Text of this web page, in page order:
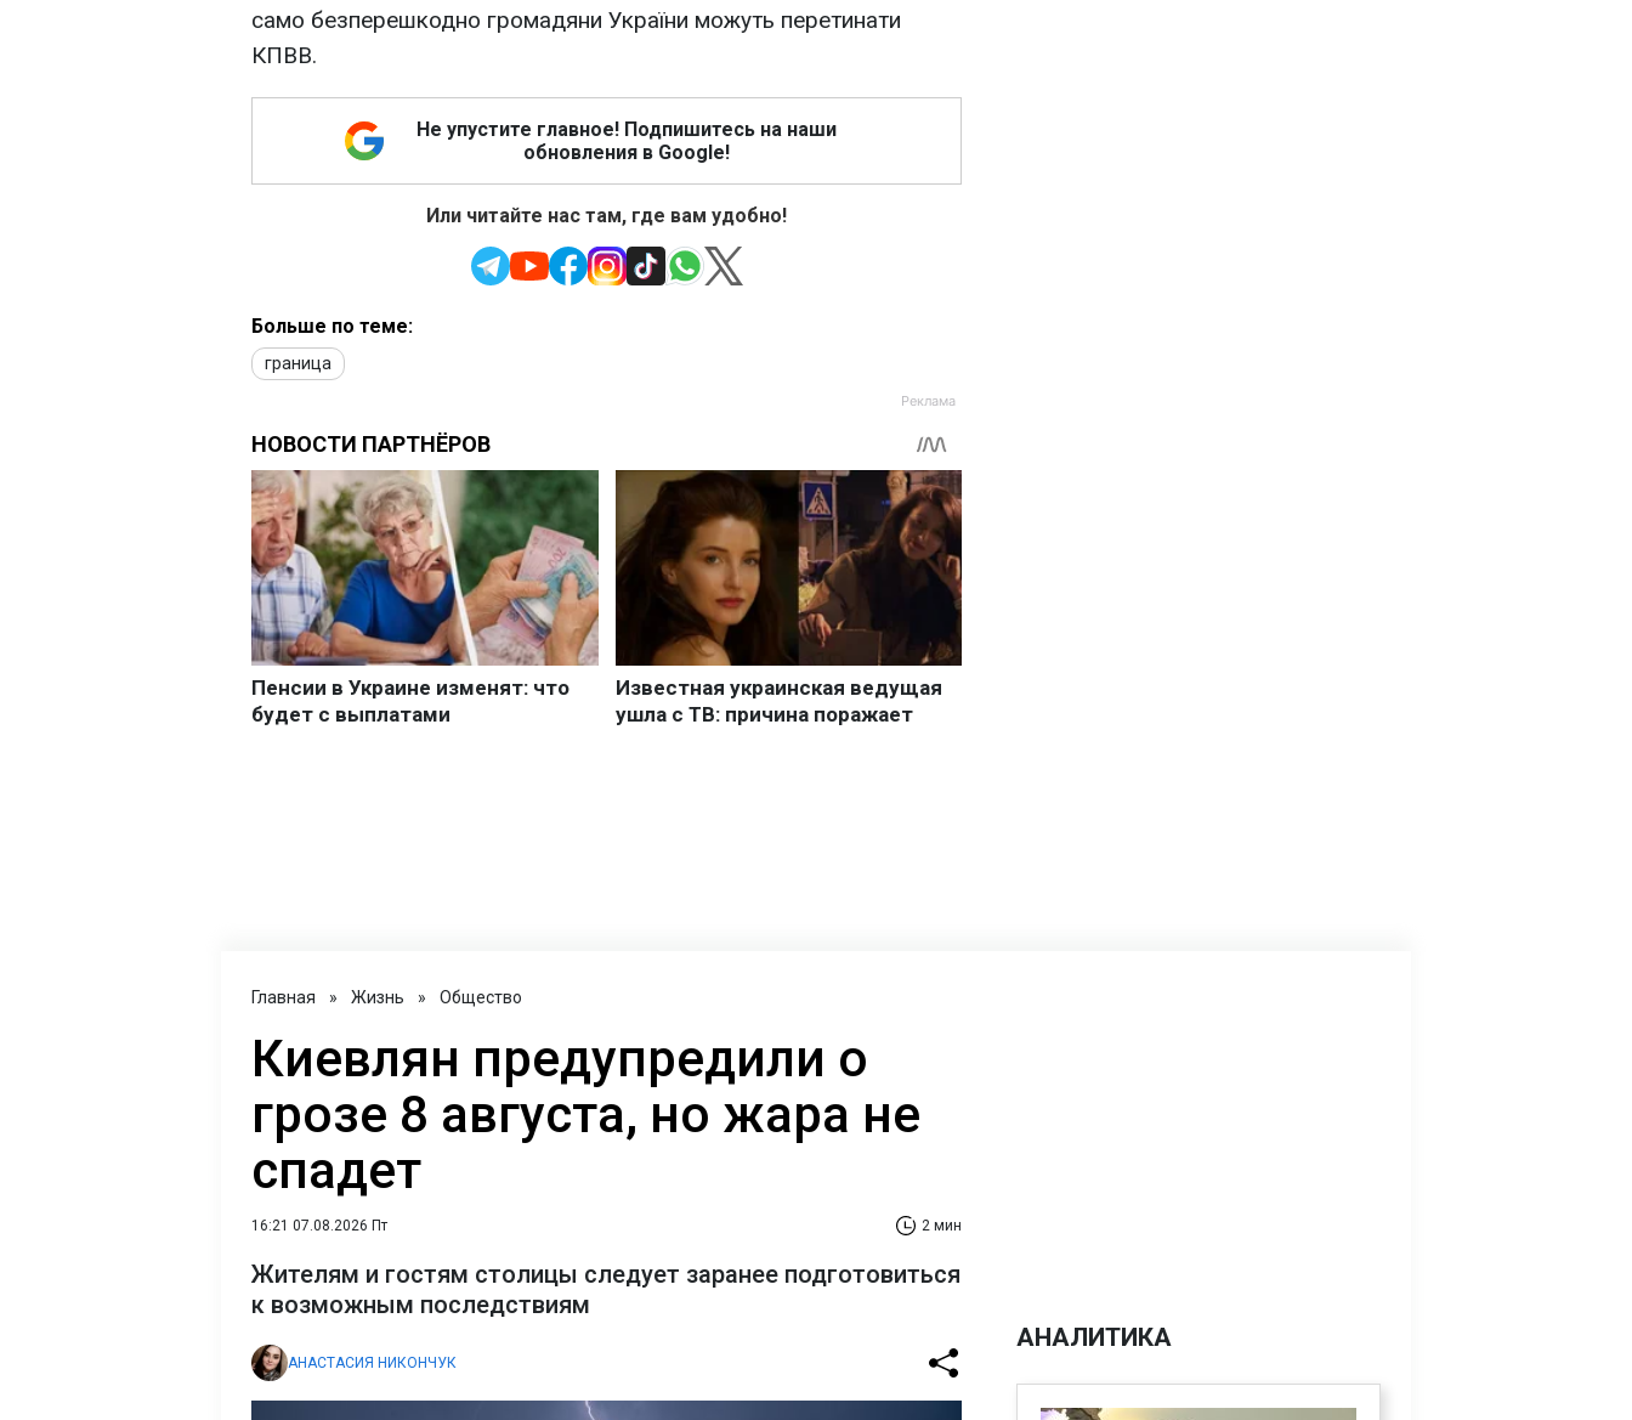
само безперешкодно громадяни України можуть перетинати
КПВВ.
Не упустите главное! Подпишитесь на наши
обновления в Google!
Или читайте нас там, где вам удобно!
Больше по теме:
граница
Главная » Жизнь » Общество
Киевлян предупредили о
грозе 8 августа, но жара не
спадет
16:21 07.08.2026 Пт 2 мин
Жителям и гостям столицы следует заранее подготовиться
к возможным последствиям
АНАСТАСИЯ НИКОНЧУК
АНАЛИТИКА